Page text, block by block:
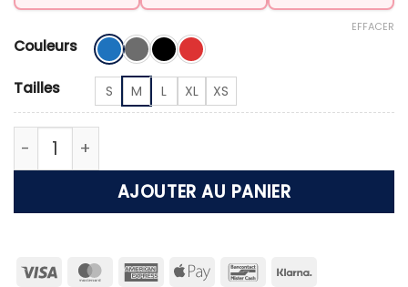
Couleurs
Tailles S M L XL XS
EFFACER
quantité de Ceinture posture dos
AJOUTER AU PANIER
Visa MasterCardAmericanApple
Bancontact
Klarna